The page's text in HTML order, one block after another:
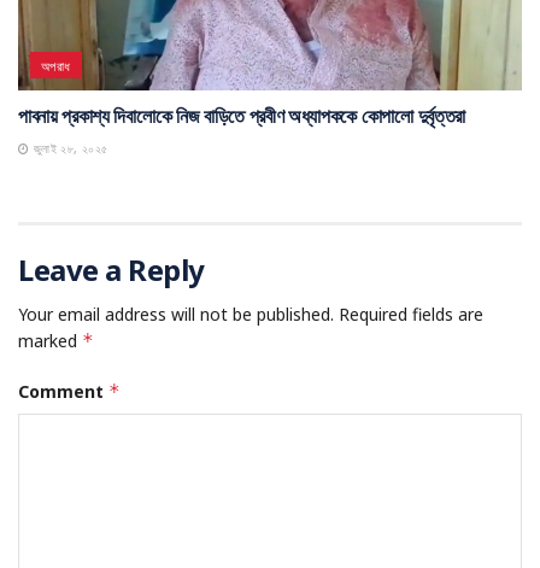
অপরাধ
পাবনায় প্রকাশ্য দিবালোকে নিজ বাড়িতে প্রবীণ অধ্যাপককে কোপালো দুর্বৃত্তরা
জুলাই ২৮, ২০২৫
Leave a Reply
Your email address will not be published. Required fields are
marked *
Comment *